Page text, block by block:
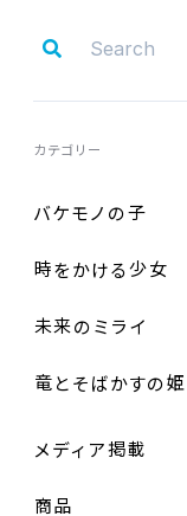
カテゴリー
バケモノの子
時をかける少女
未来のミライ
竜 とそばかすの姫
メディア掲載
商品